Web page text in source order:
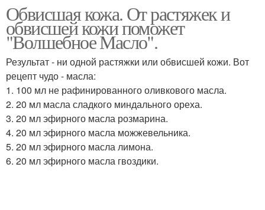
Обвисшая кожа. От растяжек и
обвисшей кожи поможет
"Волшебное Масло".
Результат - ни одной растяжки или обвисшей кожи. Вот
рецепт чудо - масла:
1. 100 мл не рафинированного оливкового масла.
2. 20 мл масла сладкого миндального ореха.
3. 20 мл эфирного масла розмарина.
4. 20 мл эфирного масла можжевельника.
5. 20 мл эфирного масла лимона.
6. 20 мл эфирного масла гвоздики.